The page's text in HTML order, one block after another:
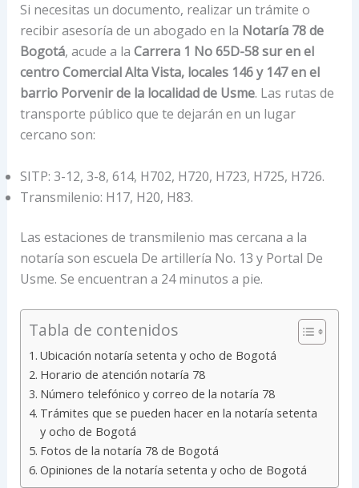
Si necesitas un documento, realizar un trámite o
recibir asesoría de un abogado en la Notaría 78 de
Bogotá, acude a la Carrera 1 No 65D-58 sur en el
centro Comercial Alta Vista, locales 146 y 147 en el
barrio Porvenir de la localidad de Usme. Las rutas de
transporte público que te dejarán en un lugar
cercano son:
SITP: 3-12, 3-8, 614, H702, H720, H723, H725, H726.
Transmilenio: H17, H20, H83.
Las estaciones de transmilenio mas cercana a la
notaría son escuela De artillería No. 13 y Portal De
Usme. Se encuentran a 24 minutos a pie.
Tabla de contenidos
Ubicación notaría setenta y ocho de Bogotá
Horario de atención notaría 78
Número telefónico y correo de la notaría 78
Trámites que se pueden hacer en la notaría setenta
y ocho de Bogotá
Fotos de la notaría 78 de Bogotá
Opiniones de la notaría setenta y ocho de Bogotá